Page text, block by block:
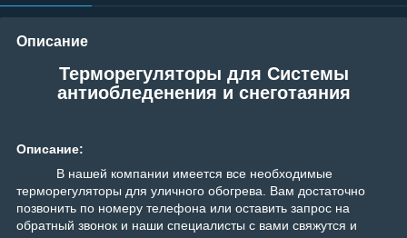
Описание
Терморегуляторы для Системы
антиобледенения и снеготаяния
Описание:
В нашей компании имеется все необходимые
терморегуляторы для уличного обогрева. Вам достаточно
позвонить по номеру телефона или оставить запрос на
обратный звонок и наши специалисты с вами свяжутся и